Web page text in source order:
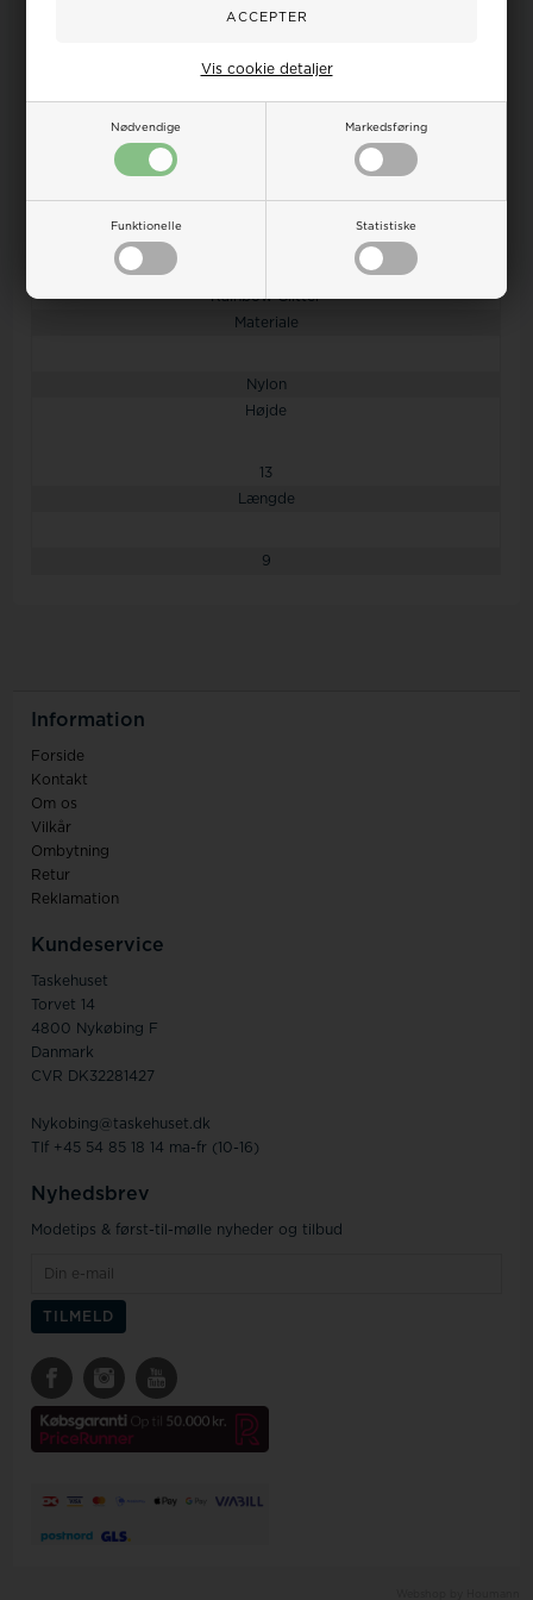
Nødvendige Markedsføring
Funktionelle Statistiske
Vis cookie detaljer
Jeva
Rainbow Glitter
Materiale
Nylon
Højde
13
Længde
9
Information
Forside
Kontakt
Om os
Vilkår
Ombytning
Retur
Reklamation
Kundeservice
Taskehuset
Torvet 14
4800 Nykøbing F
Danmark
CVR DK32281427
Nykobing@taskehuset.dk
Tlf +45 54 85 18 14 ma-fr (10-16)
Nyhedsbrev
Modetips & først-til-mølle nyheder og tilbud